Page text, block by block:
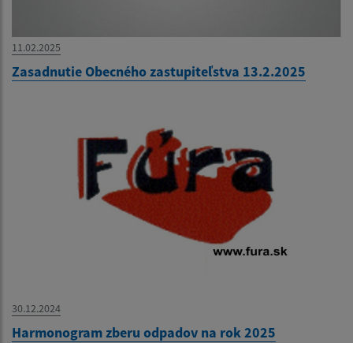
11.02.2025
Zasadnutie Obecného zastupiteľstva 13.2.2025
30.12.2024
Harmonogram zberu odpadov na rok 2025